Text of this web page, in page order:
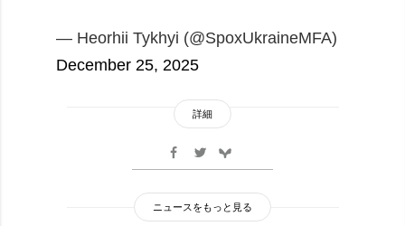
— Heorhii Tykhyi (@SpoxUkraineMFA)
December 25, 2025
詳細
ニュースをもっと見る